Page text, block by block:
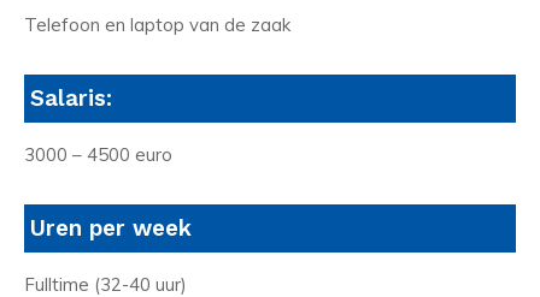
Telefoon en laptop van de zaak
Salaris:
3000 – 4500 euro
Uren per week
Fulltime (32-40 uur)